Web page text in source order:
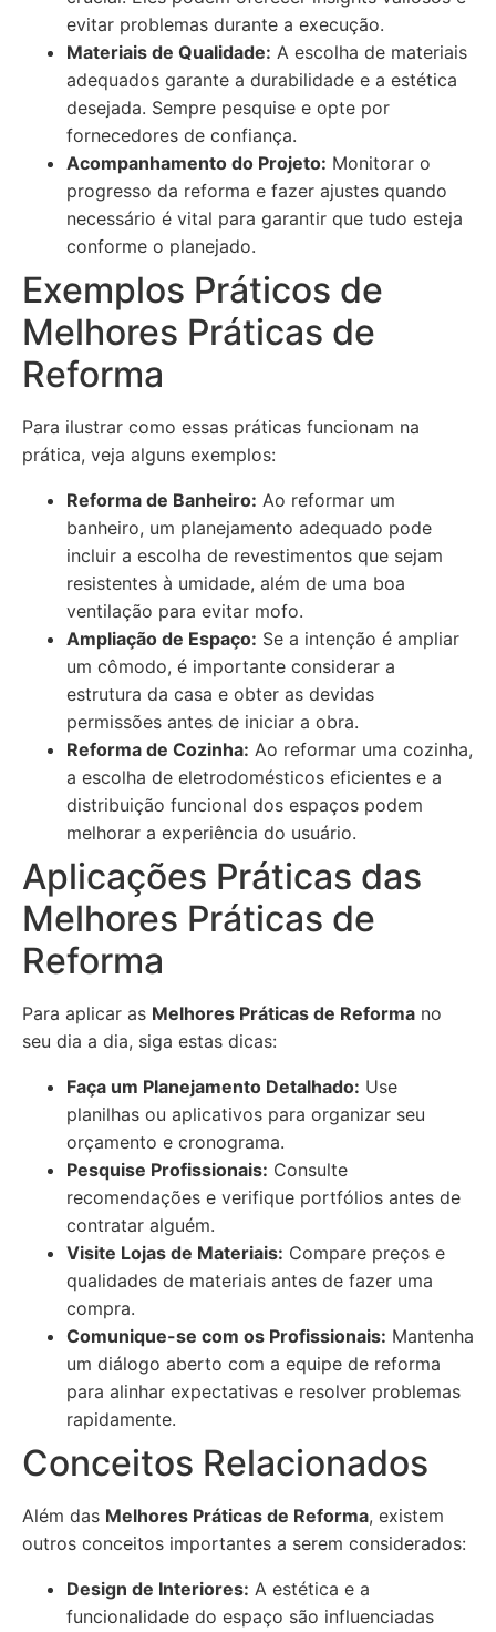
evitar problemas durante a execução.
Materiais de Qualidade: A escolha de materiais
adequados garante a durabilidade e a estética
desejada. Sempre pesquise e opte por
fornecedores de confiança.
Acompanhamento do Projeto: Monitorar o
progresso da reforma e fazer ajustes quando
necessário é vital para garantir que tudo esteja
conforme o planejado.
Exemplos Práticos de
Melhores Práticas de
Reforma
Para ilustrar como essas práticas funcionam na
prática, veja alguns exemplos:
Reforma de Banheiro: Ao reformar um
banheiro, um planejamento adequado pode
incluir a escolha de revestimentos que sejam
resistentes à umidade, além de uma boa
ventilação para evitar mofo.
Ampliação de Espaço: Se a intenção é ampliar
um cômodo, é importante considerar a
estrutura da casa e obter as devidas
permissões antes de iniciar a obra.
Reforma de Cozinha: Ao reformar uma cozinha,
a escolha de eletrodomésticos eficientes e a
distribuição funcional dos espaços podem
melhorar a experiência do usuário.
Aplicações Práticas das
Melhores Práticas de
Reforma
Para aplicar as Melhores Práticas de Reforma no
seu dia a dia, siga estas dicas:
Faça um Planejamento Detalhado: Use
planilhas ou aplicativos para organizar seu
orçamento e cronograma.
Pesquise Profissionais: Consulte
recomendações e verifique portfólios antes de
contratar alguém.
Visite Lojas de Materiais: Compare preços e
qualidades de materiais antes de fazer uma
compra.
Comunique-se com os Profissionais: Mantenha
um diálogo aberto com a equipe de reforma
para alinhar expectativas e resolver problemas
rapidamente.
Conceitos Relacionados
Além das Melhores Práticas de Reforma, existem
outros conceitos importantes a serem considerados:
Design de Interiores: A estética e a
funcionalidade do espaço são influenciadas